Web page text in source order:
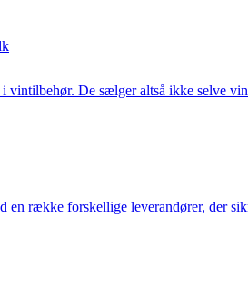
vintilbehør. De sælger altså ikke selve
en række forskellige leverandører, der